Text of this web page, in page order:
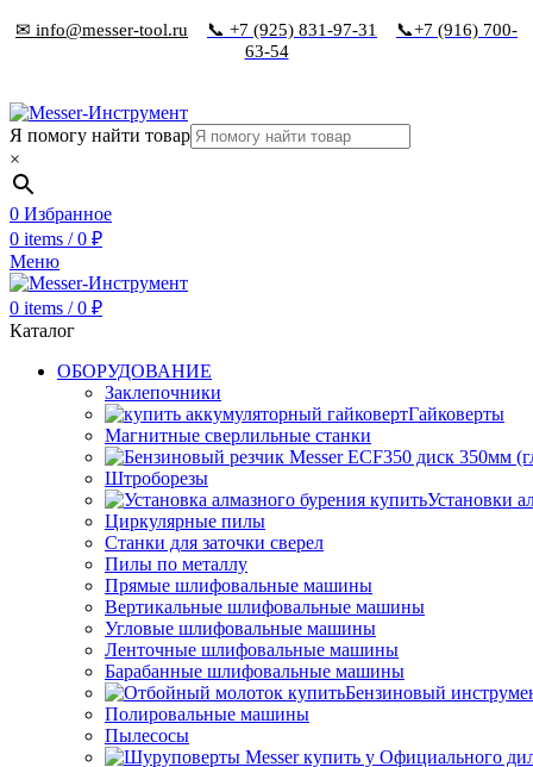
✉ info@messer-tool.ru 📞 +7 (925) 831-97-31
📞+7 (916) 700-
63-54
Я помогу найти товар
×
0 Избранное
0 items / 0 ₽
Меню
0 items / 0 ₽
Каталог
ОБОРУДОВАНИЕ
Заклепочники
Гайковерты
Магнитные сверлильные станки
Штроборезы
Установки
Циркулярные пилы
Станки для заточки сверел
Пилы по металлу
Прямые шлифовальные машины
Вертикальные шлифовальные машины
Угловые шлифовальные машины
Ленточные шлифовальные машины
Барабанные шлифовальные машины
Бензиновый
Полировальные машины
Пылесосы